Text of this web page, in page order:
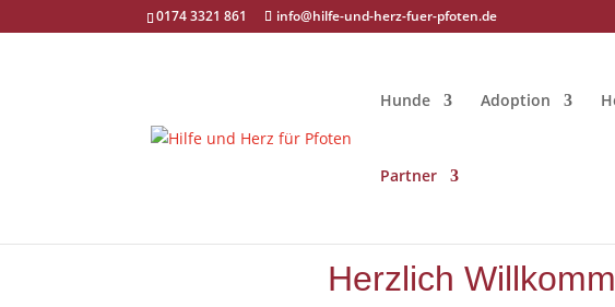
0174 3321 861 info@hilfe-und-herz-fuer-pfoten.de
Hunde Adoption
Partner
Herzlich